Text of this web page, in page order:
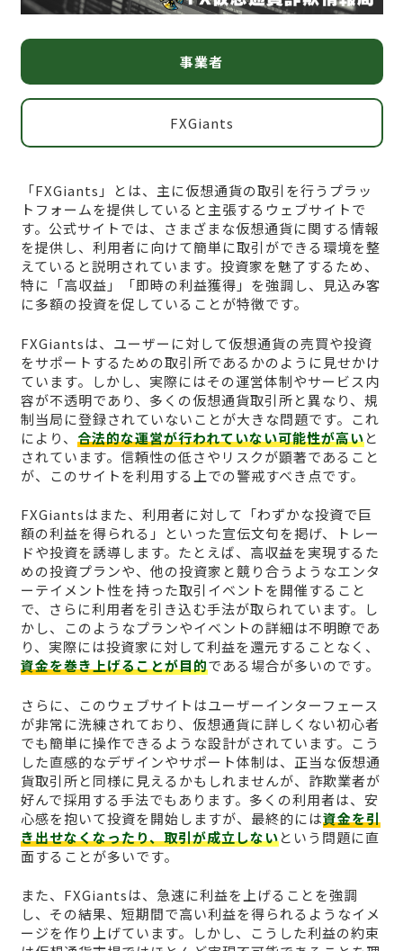
事業者
FXGiants
「FXGiants」とは、主に仮想通貨の取引を行うプラッ
トフォームを提供していると主張するウェブサイトで
す。公式サイトでは、さまざまな仮想通貨に関する情報
を提供し、利用者に向けて簡単に取引ができる環境を整
えていると説明されています。投資家を魅了するため、
特に「高収益」「即時の利益獲得」を強調し、見込み客
に多額の投資を促していることが特徴です。
FXGiantsは、ユーザーに対して仮想通貨の売買や投資
をサポートするための取引所であるかのように見せかけ
ています。しかし、実際にはその運営体制やサービス内
容が不透明であり、多くの仮想通貨取引所と異なり、規
制当局に登録されていないことが大きな問題です。これ
により、 合法的な運営が行われていない可能性が高いと
されています。信頼性の低さやリスクが顕著であること
が、このサイトを利用する上での警戒すべき点です。
FXGiantsはまた、利用者に対して「わずかな投資で巨
額の利益を得られる」といった宣伝文句を掲げ、トレー
ドや投資を誘導します。たとえば、高収益を実現するた
めの投資プランや、他の投資家と競り合うようなエンタ
ーテイメント性を持った取引イベントを開催すること
で、さらに利用者を引き込む手法が取られています。し
かし、このようなプランやイベントの詳細は不明瞭であ
り、実際には投資家に対して利益を還元することなく、
資金を巻き上げることが目的である場合が多いのです。
さらに、このウェブサイトはユーザーインターフェース
が非常に洗練されており、仮想通貨に詳しくない初心者
でも簡単に操作できるような設計がされています。こう
した直感的なデザインやサポート体制は、正当な仮想通
貨取引所と同様に見えるかもしれませんが、詐欺業者が
好んで採用する手法でもあります。多くの利用者は、安
心感を抱いて投資を開始しますが、最終的には資金を引
き出せなくなったり、取引が成立しないという問題に直
面することが多いです。
また、FXGiantsは、急速に利益を上げることを強調
し、その結果、短期間で高い利益を得られるようなイメ
ージを作り上げています。しかし、こうした利益の約束